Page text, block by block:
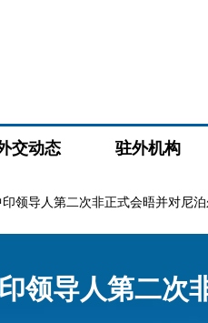
交动态 驻外机构
领导人第二次非正式会晤并对尼
领导人第二次